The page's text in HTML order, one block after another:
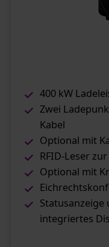
400 kW
Zwei
Kabel
Optional mit
RFID-Leser
Optional mit
integriertes